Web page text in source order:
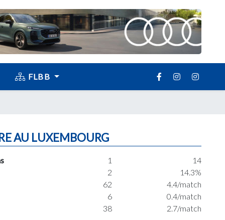
FLBB
AU LUXEMBOURG
1
14
2
14.3%
62
4.4/match
6
0.4/match
38 2.7/match